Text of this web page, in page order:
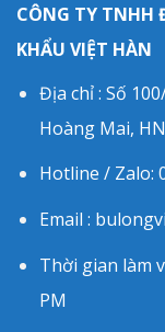
CÔNG TY TNHH
KHẨU VIỆT HÀN
Địa chỉ : Số
Hoàng Mai, HN
Hotline / Zalo:
Email :
Thời gian làm
PM